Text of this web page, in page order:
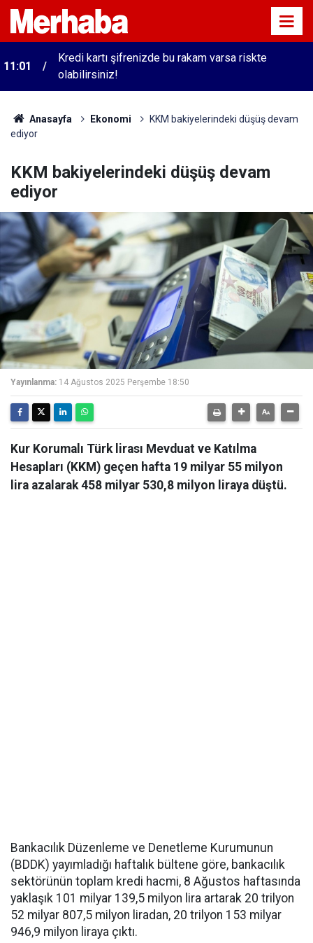
11:01
Kredi kartı şifrenizde bu rakam varsa riskte
olabilirsiniz!
Anasayfa Ekonomi
KKM bakiyelerindeki düşüş devam
ediyor
KKM bakiyelerindeki düşüş devam
ediyor
Yayınlanma: 14 Ağustos 2025 Perşembe 18:50
Kur Korumalı Türk lirası Mevduat ve Katılma
Hesapları (KKM) geçen hafta 19 milyar 55 milyon
lira azalarak 458 milyar 530,8 milyon liraya düştü.
Bankacılık Düzenleme ve Denetleme Kurumunun
(BDDK) yayımladığı haftalık bültene göre, bankacılık
sektörünün toplam kredi hacmi, 8 Ağustos haftasında
yaklaşık 101 milyar 139,5 milyon lira artarak 20 trilyon
52 milyar 807,5 milyon liradan, 20 trilyon 153 milyar
946,9 milyon liraya çıktı.